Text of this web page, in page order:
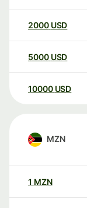
2000 USD
5000 USD
10000 USD
MZN
1 MZN